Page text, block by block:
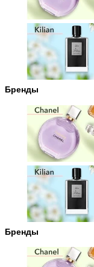
Бренды
Бренды